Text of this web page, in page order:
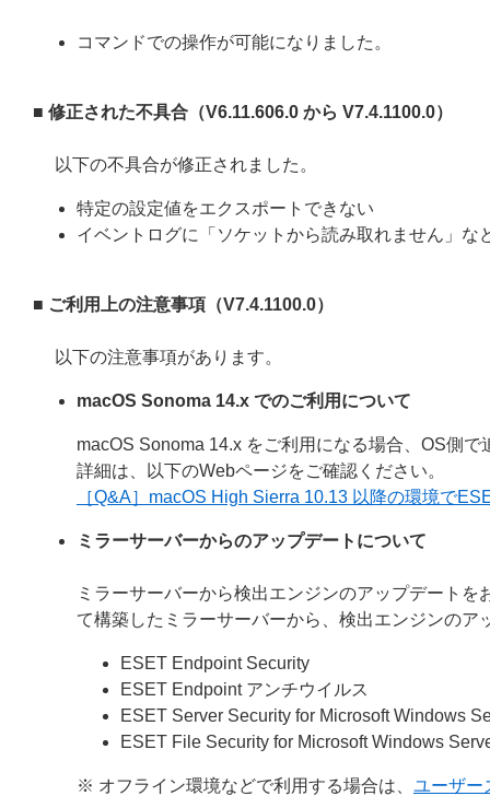
コマンドでの操作が可能になりました。
■ 修正された不具合（V6.11.606.0 から V7.4.1100.0）
以下の不具合が修正されました。
特定の設定値をエクスポートできない
イベントログに「ソケットから読み取れません」な
■ ご利用上の注意事項（V7.4.1100.0）
以下の注意事項があります。
macOS Sonoma 14.x でのご利用について
macOS Sonoma 14.x をご利用になる場合、OS側
詳細は、以下のWebページをご確認ください。
［Q&A］macOS High Sierra 10.13 以降の環境で
ミラーサーバーからのアップデートについて
ミラーサーバーから検出エンジンのアップデート
て構築したミラーサーバーから、検出エンジンのア
ESET Endpoint Security
ESET Endpoint アンチウイルス
ESET Server Security for Microsoft Windows
ESET File Security for Microsoft Windows
※ オフライン環境などで利用する場合は、 ユーザー